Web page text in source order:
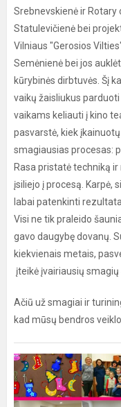
Srebnevskienė ir
Statulevičienė bei
Vilniaus "Gerosios
Semėnienė bei jos
kūrybinės dirbtuvės. Šį
vaikų žaisliukus
vaikams keliauti į kino
pasvarstė, kiek
smagiausias procesas:
Rasa pristatė techniką
įsiliejo į procesą. Karpė,
labai patenkinti
Visi ne tik praleido
gavo daugybę dovanų.
kiekvienais metais,
įteikė įvairiausių smagių
Ačiū už smagiai ir
kad mūsų bendros